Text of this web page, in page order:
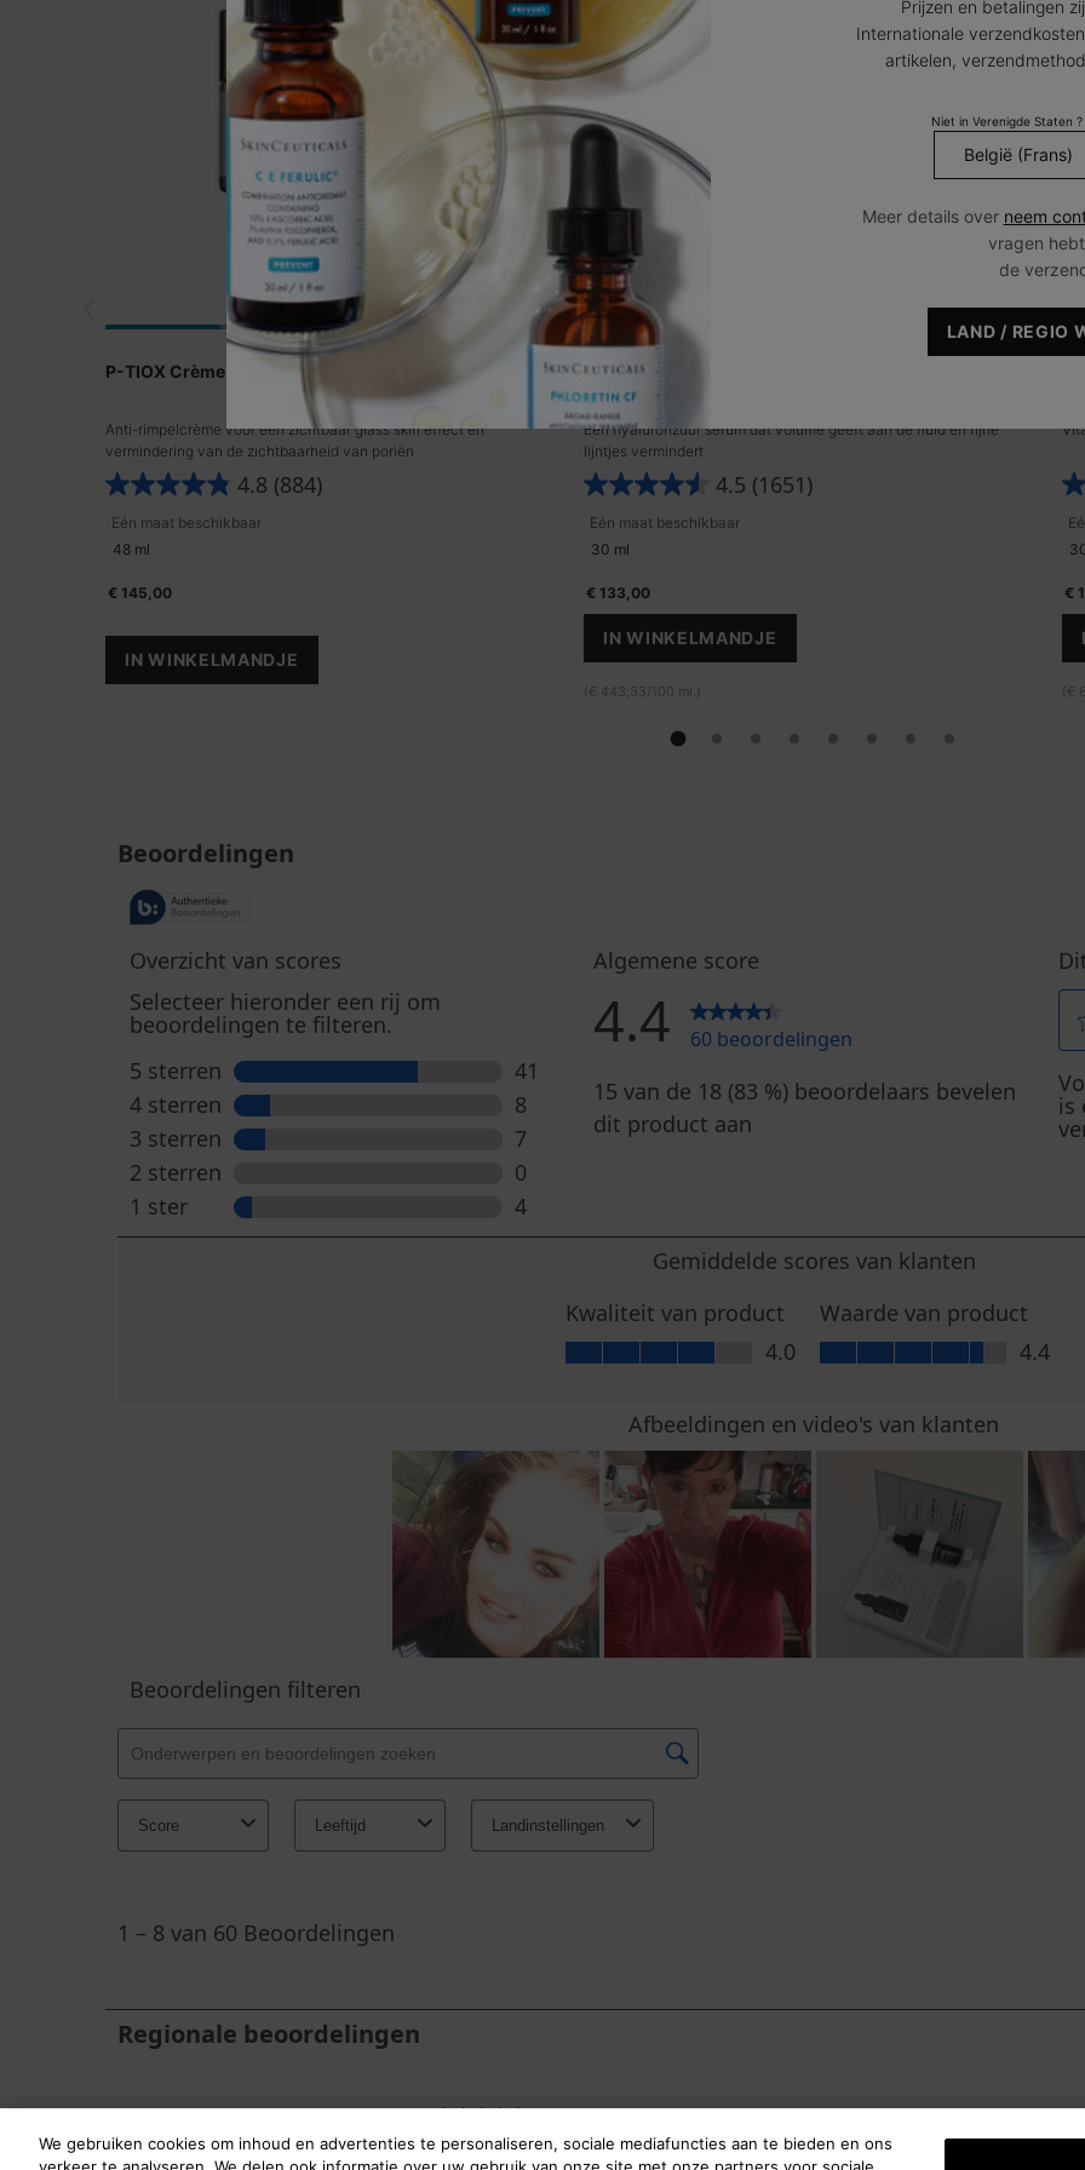
P-TIOX Crème
Anti-rimpelcrème voor een zichtbaar glass skin effect en
vermindering van de zichtbaarheid van poriën
4.8 (884)
Eén maat beschikbaar
48 ml
€ 145,00
IN WINKELMANDJE
P-TIOX CRÈME
HA Intensifier Multi-Glycan
Een hyaluronzuur serum dat volume geeft aan de huid en fijne
lijntjes vermindert
4.5 (1651)
Eén maat beschikbaar
30 ml
€ 133,00
IN WINKELMANDJE
HA INTENSIFIER MULTI-GLYCAN
(€ 443,33/100 ml.)
€
(€
We gebruiken cookies om inhoud en advertenties te personaliseren, sociale mediafuncties aan te bieden en ons
Prijzen en betalingen
Internationale
artikelen,
Niet in Verenigde Staten
Meer details over neem
vragen
de
LAND / REGIO